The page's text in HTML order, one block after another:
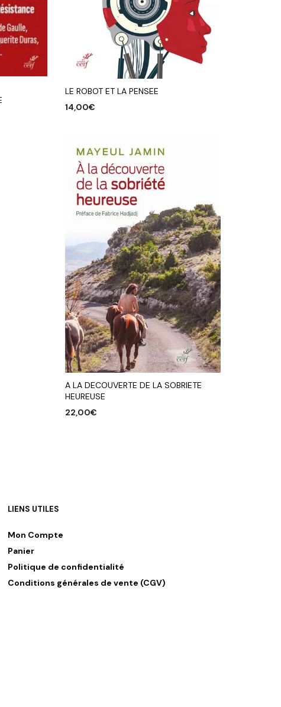
LE ROBOT ET LA PENSEE
14,00€
A LA DECOUVERTE DE LA SOBRIETE
HEUREUSE
22,00€
LIENS UTILES
Mon Compte
Panier
Politique de confidentialité
Conditions générales de vente (CGV)